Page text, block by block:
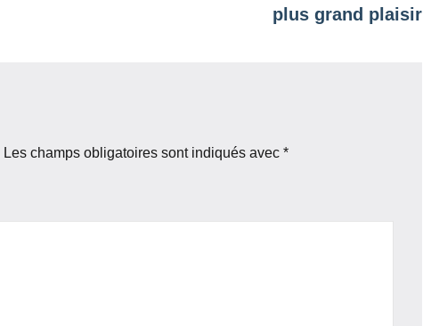
plus grand plaisir
Les champs obligatoires sont indiqués avec *